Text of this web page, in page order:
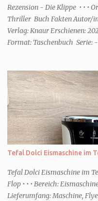
einem frisch-fruchtigen Duft,
“ Sommer Flirt ...
Rezension - Die Klippe • • •
Thriller Buch Fakten Autor/
Verlag: Knaur Erschienen:
Format: Taschenbuch Serie:
was wirklich passierte, denn
gegenseitig. Sie zieht in das
dass viel mehr
ist ein Thriller, bei dem ich
die Titel aus? Erst vor
Thriller mit dem gleichen
unterschiedlich, haben aber
Tefal Dolci Eismaschine im
Tefal Dolci Eismaschine im
Flop • • • Bereich:
Lieferumfang: Maschine,